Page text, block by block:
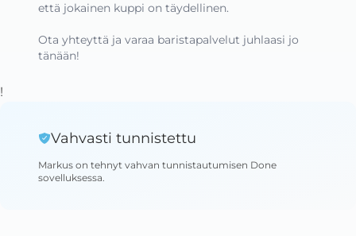
että jokainen kuppi on täydellinen.
Ota yhteyttä ja varaa baristapalvelut juhlaasi jo
tänään!
!
Vahvasti tunnistettu
Markus on tehnyt vahvan tunnistautumisen Done
sovelluksessa.